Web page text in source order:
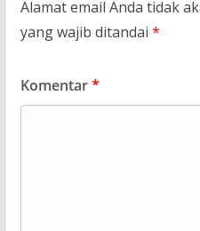
Alamat email Anda tidak
yang wajib ditandai *
Komentar*